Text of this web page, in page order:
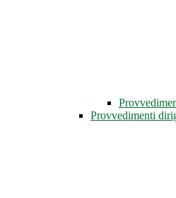
Provvedimenti